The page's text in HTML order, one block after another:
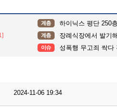
계층 하이닉스 평단 250
계층 장례식장에서 발기
이슈 성폭행 무고죄 싹다 전과
2024-11-06 19:34